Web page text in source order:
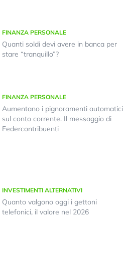
FINANZA PERSONALE
Quanti soldi devi avere in banca per
stare “tranquillo”?
FINANZA PERSONALE
Aumentano i pignoramenti automatici
sul conto corrente. Il messaggio di
Federcontribuenti
INVESTIMENTI ALTERNATIVI
Quanto valgono oggi i gettoni
telefonici, il valore nel 2026